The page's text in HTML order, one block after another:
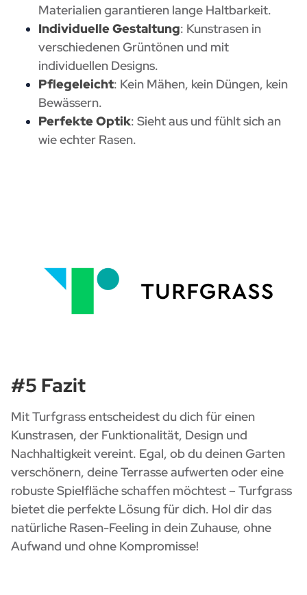
Materialien garantieren lange Haltbarkeit.
Individuelle Gestaltung: Kunstrasen in
verschiedenen Grüntönen und mit
individuellen Designs.
Pflegeleicht: Kein Mähen, kein Düngen, kein
Bewässern.
Perfekte Optik: Sieht aus und fühlt sich an
wie echter Rasen.
#5 Fazit
Mit Turfgrass entscheidest du dich für einen
Kunstrasen, der Funktionalität, Design und
Nachhaltigkeit vereint. Egal, ob du deinen Garten
verschönern, deine Terrasse aufwerten oder eine
robuste Spielfläche schaffen möchtest – Turfgrass
bietet die perfekte Lösung für dich. Hol dir das
natürliche Rasen-Feeling in dein Zuhause, ohne
Aufwand und ohne Kompromisse!